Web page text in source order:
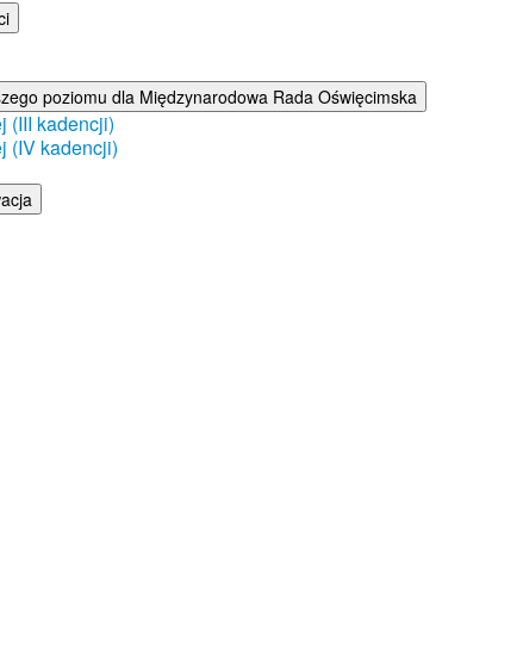
poziomu dla Międzynarodowa Rada Oświęcimska
(III kadencji)
(IV kadencji)